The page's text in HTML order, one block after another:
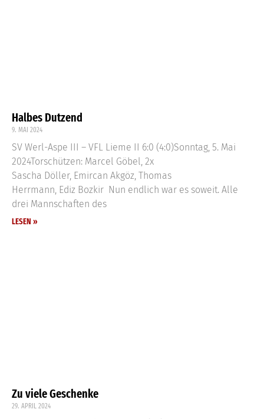
Halbes Dutzend
9. MAI 2024
SV Werl-Aspe III – VFL Lieme II 6:0 (4:0)Sonntag, 5. Mai
2024Torschützen: Marcel Göbel, 2x
Sascha Döller, Emircan Akgöz, Thomas
Herrmann, Ediz Bozkir Nun endlich war es soweit. Alle
drei Mannschaften des
LESEN »
Zu viele Geschenke
29. APRIL 2024